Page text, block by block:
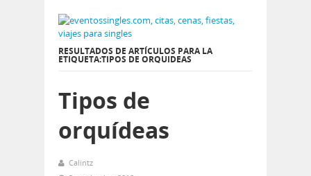
RESULTADOS DE ARTÍCULOS PARA LA
ETIQUETA:TIPOS DE ORQUIDEAS
Tipos de
orquídeas
Calintz